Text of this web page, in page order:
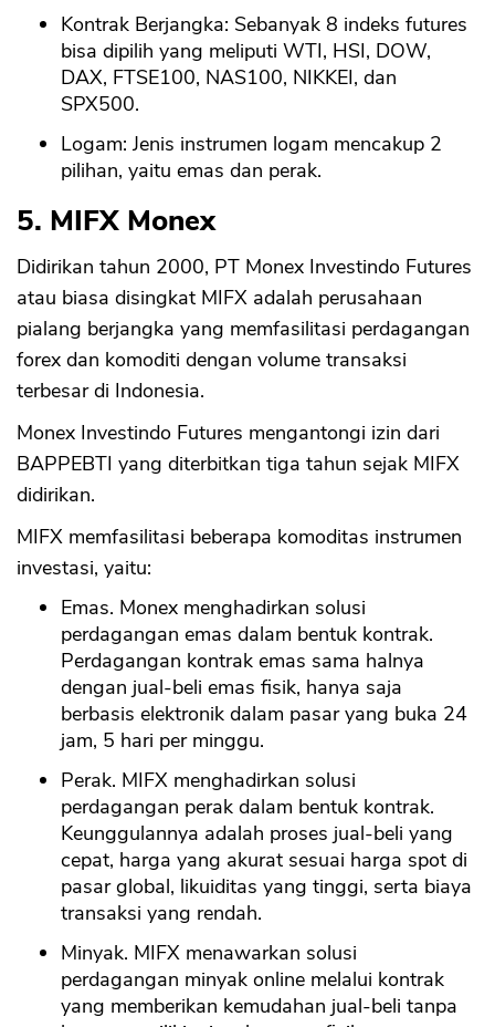
Kontrak Berjangka: Sebanyak 8 indeks futures
bisa dipilih yang meliputi WTI, HSI, DOW,
DAX, FTSE100, NAS100, NIKKEI, dan
SPX500.
Logam: Jenis instrumen logam mencakup 2
pilihan, yaitu emas dan perak.
5. MIFX Monex
Didirikan tahun 2000, PT Monex Investindo Futures
atau biasa disingkat MIFX adalah perusahaan
pialang berjangka yang memfasilitasi perdagangan
forex dan komoditi dengan volume transaksi
terbesar di Indonesia.
Monex Investindo Futures mengantongi izin dari
BAPPEBTI yang diterbitkan tiga tahun sejak MIFX
didirikan.
MIFX memfasilitasi beberapa komoditas instrumen
investasi, yaitu:
Emas. Monex menghadirkan solusi
perdagangan emas dalam bentuk kontrak.
Perdagangan kontrak emas sama halnya
dengan jual-beli emas fisik, hanya saja
berbasis elektronik dalam pasar yang buka 24
jam, 5 hari per minggu.
Perak. MIFX menghadirkan solusi
perdagangan perak dalam bentuk kontrak.
Keunggulannya adalah proses jual-beli yang
cepat, harga yang akurat sesuai harga spot di
pasar global, likuiditas yang tinggi, serta biaya
transaksi yang rendah.
Minyak. MIFX menawarkan solusi
perdagangan minyak online melalui kontrak
yang memberikan kemudahan jual-beli tanpa